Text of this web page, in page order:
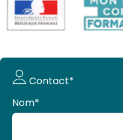
Demande
de devis
Contact*
Nom*